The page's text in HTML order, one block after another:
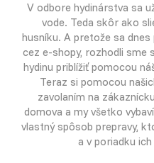
V odbore hydinárstva sa
vode. Teda skôr ako
husníku. A pretože sa
cez e-shopy, rozhodli sme
hydinu priblížiť pomocou
Teraz si pomocou
zavolaním na
domova a my všetko
vlastný spôsob prepravy,
a v poriadku